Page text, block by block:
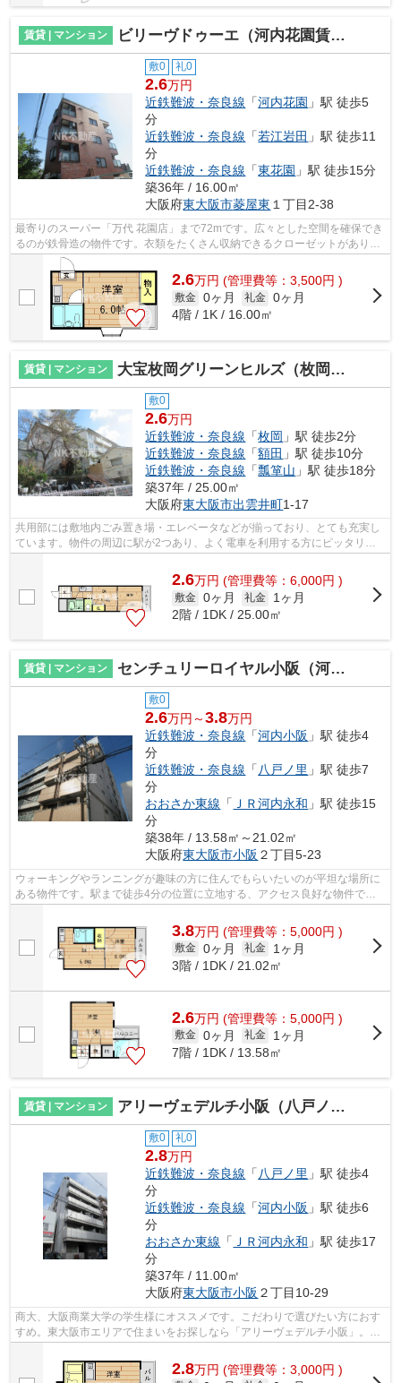
賃貸 | マンション ビリーヴドゥーエ（河内花園賃貸）
敷0 礼0
2.6万円
近鉄難波・奈良線 「河内花園 」駅 徒歩5
分
近鉄難波・奈良線 「若江岩田 」駅 徒歩11
分
近鉄難波・奈良線 「東花園 」駅 徒歩15分
築36年 / 16.00㎡
大阪府東大阪市菱屋東 １丁目2-38
最寄りのスーパー「万代 花園店」まで72mです。広々とした空間を確保でき
るのが鉄骨造の物件です。衣類をたくさん収納できるクローゼットがありま
す。お掃除も楽々な、フローリングが...
2.6万円 (管理費等：3,500円 )
敷金 0ヶ月 礼金 0ヶ月
4階 / 1K / 16.00㎡
賃貸 | マンション 大宝枚岡グリーンヒルズ（枚岡賃貸）
敷0
2.6万円
近鉄難波・奈良線 「枚岡 」駅 徒歩2分
近鉄難波・奈良線 「額田 」駅 徒歩10分
近鉄難波・奈良線 「瓢箪山 」駅 徒歩18分
築37年 / 25.00㎡
大阪府東大阪市出雲井町1-17
共用部には敷地内ごみ置き場・エレベータなどが揃っており、とても充実し
ています。物件の周辺に駅が2つあり、よく電車を利用する方にピッタリで
2.6万円 (管理費等：6,000円 )
敷金 0ヶ月 礼金
1ヶ月
2階 / 1DK / 25.00㎡
賃貸 | マンション センチュリーロイヤル小阪（河内小阪賃貸）
敷0
2.6万円～3.8万円
近鉄難波・奈良線 「河内小阪 」駅 徒歩4
分
近鉄難波・奈良線 「八戸ノ里 」駅 徒歩7
分
おおさか東線 「 ＪＲ河内永和 」駅 徒歩15
分
築38年 / 13.58㎡～21.02㎡
大阪府東大阪市小阪 ２丁目5-23
ウォーキングやランニングが趣味の方に住んでもらいたいのが平坦な場所に
ある物件です。駅まで徒歩4分の位置に立地する、アクセス良好な物件で
3.8万円 (管理費等：5,000円 )
敷金 0ヶ月 礼金
1ヶ月
3階 / 1DK / 21.02㎡
2.6万円 (管理費等：5,000円 )
敷金 0ヶ月 礼金
1ヶ月
7階 / 1DK / 13.58㎡
賃貸 | マンション アリーヴェデルチ小阪（八戸ノ里賃貸）
敷0 礼0
2.8万円
近鉄難波・奈良線 「 八戸ノ里 」駅 徒歩4
分
近鉄難波・奈良線 「河内小阪 」駅 徒歩6
分
おおさか東線 「 ＪＲ河内永和 」駅 徒歩17
分
築37年 / 11.00㎡
大阪府東大阪市小阪 ２丁目10-29
商大、大阪商業大学の学生様にオススメです。こだわりで選びたい方におす
すめ。東大阪市エリアで住まいをお探しなら「アリーヴェデルチ小阪」。生
2.8万円 (管理費等：3,000円 )